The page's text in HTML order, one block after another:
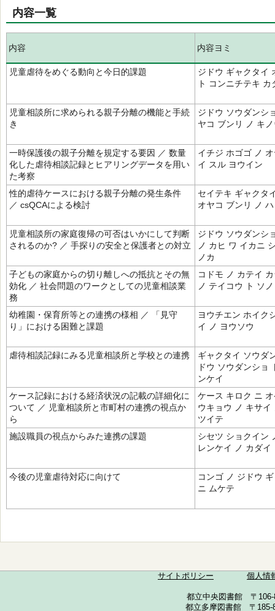
内容一覧
内容 内容ヨミ
児童虐待をめぐる動向と今日的課題
ジドウ ギャクタイ
ト コンニチテキ カ
児童相談所に求められる親子分離の機能と手続
き
ジドウ ソウダンシ
ヤコ ブンリ ノ キ
一時保護後の親子分離を規定する要因 ／ 数量
化した虐待相談記録とヒアリングデータを用い
た考察
イチジ ホゴゴ ノ
イ スル ヨウイン
性的虐待ケースにおける親子分離の発生条件
／ csQCAによる検討
セイテキ ギャクタ
オヤコ ブンリ ノ
児童相談所の家庭復帰の可否はいかにして判断
されるのか? ／ 手探りの安全と保護者との対立
ジドウ ソウダンシ
ノ カヒ ワ イカニ
ノカ
子どもの家庭からの切り離しへの抵抗とその無
効化 ／ 社会問題のワークとしての児童相談業
務
コドモ ノ カテイ
ノ テイコウ ト ソ
幼稚園・保育所等との連携の様相 ／ 「見守
り」における困難と課題
ヨウチエン ホイク
イ ノ ヨウソウ
虐待相談記録にみる児童相談所と学校との連携
ギャクタイ ソウダ
ドウ ソウダンショ
ンケイ
ケース記録における経済状況の記載の詳細化に
ついて ／ 児童相談所と市町村の連携の視点か
ら
ケース キロク ニ
ウキョウ ノ キサイ
ツイテ
施設職員の視点からみた連携の課題
シセツ ショクイン
レンケイ ノ カダイ
今後の児童虐待対応に向けて
コンゴ ノ ジドウ
ニ ムケテ
サイトポリシー 個人情
都立中央図書館 〒
都立多摩図書館 〒185-